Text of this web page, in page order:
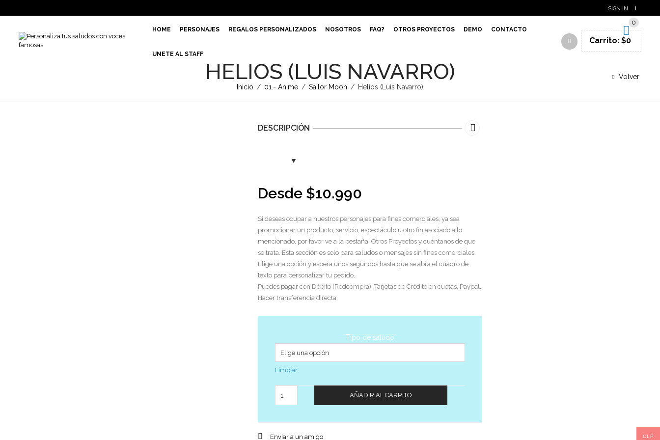
SIGN IN
HOME PERSONAJES REGALOS PERSONALIZADOS NOSOTROS FAQ? OTROS PROYECTOS DEMO CONTACTO
UNETE AL STAFF
0
Carrito: $0
HELIOS (LUIS NAVARRO)
Inicio / 01.- Anime / Sailor Moon / Helios (Luis Navarro)
Volver
DESCRIPCIÓN
Desde $10.990
Si deseas ocupar a nuestros personajes para fines comerciales, ya sea
promocionar un producto, servicio, espectáculo u otro fin asociado a lo
mencionado, por favor ve a la pestaña: Otros Proyectos y cuéntanos de que
se trata. Esta sección es solo para saludos o mensajes sin fines comerciales.
Elige una opción y espera unos segundos hasta que se abra el cuadro de
texto para personalizar tu pedido.
Puedes pagar con Débito (Redcompra). Tarjetas de Crédito en cuotas. Paypal.
Hacer transferencia directa.
Tipo de saludo
Limpiar
AÑADIR AL CARRITO
Enviar a un amigo CLP